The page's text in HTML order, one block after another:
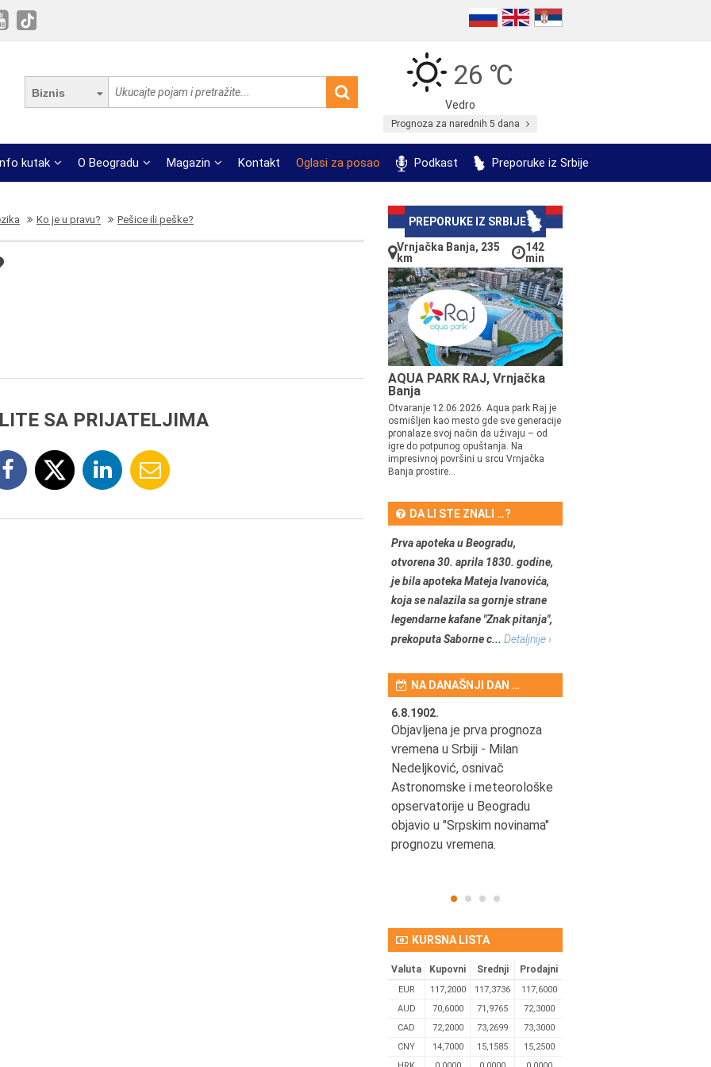
Biznis
26 ℃
Vedro
Prognoza za narednih 5 dana
kutak O Beogradu Magazin Kontakt Oglasi za posao Podkast Preporuke iz Srbije
Ko je u pravu? Pešice ili peške?
SA PRIJATELJIMA
PREPORUKE IZ SRBIJE
Vrnjačka Banja, 235
km
142
min
AQUA PARK RAJ, Vrnjačka
Banja
Otvaranje 12.06.2026. Aqua park Raj je
osmišljen kao mesto gde sve generacije
pronalaze svoj način da uživaju – od
igre do potpunog opuštanja. Na
impresivnoj površini u srcu Vrnjačka
Banja prostire...
DA LI STE ZNALI …?
Prva apoteka u Beogradu,
otvorena 30. aprila 1830. godine,
je bila apoteka Mateja Ivanovića,
koja se nalazila sa gornje strane
legendarne kafane "Znak pitanja",
prekoputa Saborne c... Detaljnije ›
NA DANAŠNJI DAN …
6.8.1902.
Objavljena je prva prognoza
vremena u Srbiji - Milan
Nedeljković, osnivač
Astronomske i meteorološke
opservatorije u Beogradu
objavio u "Srpskim novinama"
prognozu vremena.
KURSNA LISTA
Valuta Kupovni Srednji Prodajni
EUR 117,2000 117,3736
117,6000
AUD
70,6000 71,9765
72,3000
CAD
72,2000 73,2699
73,3000
CNY
14,7000 15,1585
15,2500